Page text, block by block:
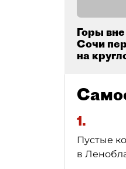
Горы
Сочи
на
1.
Пустые
в